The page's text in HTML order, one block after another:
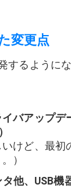
変更点
するように
バアップデ
いけど、最
）
他、USB機